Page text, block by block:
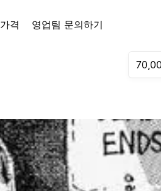
가격 영업팀 문의하기